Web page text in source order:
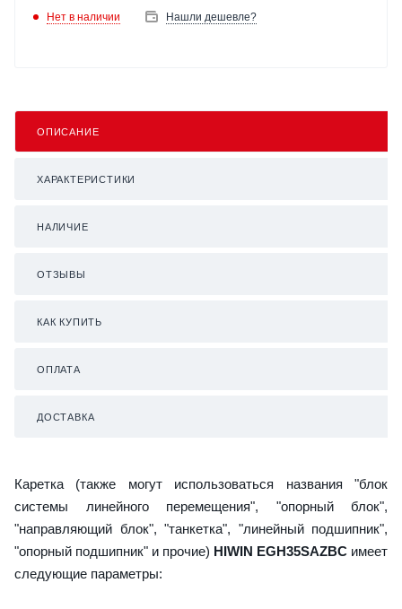
Нет в наличии Нашли дешевле?
ОПИСАНИЕ
ХАРАКТЕРИСТИКИ
НАЛИЧИЕ
ОТЗЫВЫ
КАК КУПИТЬ
ОПЛАТА
ДОСТАВКА
Каретка (также могут использоваться названия "блок
системы линейного перемещения", "опорный блок",
"направляющий блок", "танкетка", "линейный подшипник",
"опорный подшипник" и прочие) HIWIN EGH35SAZBC имеет
следующие параметры: